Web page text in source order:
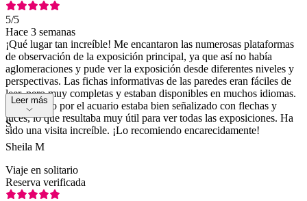
5/5
Hace 3 semanas
¡Qué lugar tan increíble! Me encantaron las numerosas plataformas
de observación de la exposición principal, ya que así no había
aglomeraciones y pude ver la exposición desde diferentes niveles y
perspectivas. Las fichas informativas de las paredes eran fáciles de
leer, pero muy completas y estaban disponibles en muchos idiomas.
El recorrido por el acuario estaba bien señalizado con flechas y
luces, lo que resultaba muy útil para ver todas las exposiciones. Ha
sido una visita increíble. ¡Lo recomiendo encarecidamente!
Leer más
S
Sheila M
Viaje en solitario
Reserva verificada